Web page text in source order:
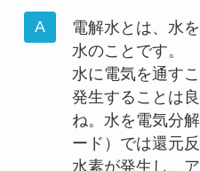
電解水とは、水
水のことです。
水に電気を通す
発生することは
ね。水を電気分
ード）では還元
水素が発生し、